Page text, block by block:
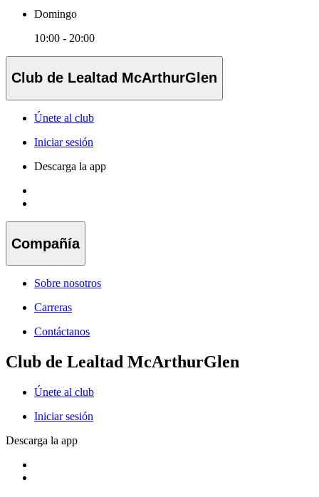
Domingo
10:00 - 20:00
Club de Lealtad McArthurGlen
Únete al club
Iniciar sesión
Descarga la app
Compañía
Sobre nosotros
Carreras
Contáctanos
Club de Lealtad McArthurGlen
Únete al club
Iniciar sesión
Descarga la app